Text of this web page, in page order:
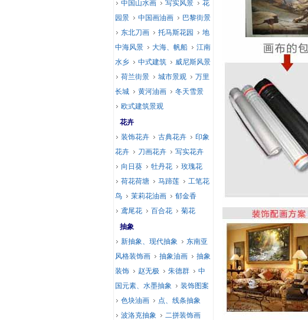
中国山水画
写实风景
花
园景
中国画油画
巴黎街景
东北刀画
托马斯花园
地
中海风景
大海、帆船
江南
水乡
中式建筑
威尼斯风景
荷兰街景
城市景观
万里
长城
黄河油画
冬天雪景
欧式建筑景观
花卉
装饰花卉
古典花卉
印象
花卉
刀画花卉
写实花卉
向日葵
牡丹花
玫瑰花
荷花荷塘
马蹄莲
工笔花
鸟
茉莉花油画
郁金香
鸢尾花
百合花
菊花
抽象
新抽象、现代抽象
东南亚
风格装饰画
抽象油画
抽象
装饰
赵无极 朱德群
中
国元素、水墨抽象
装饰图案
色块油画
点、线条抽象
波洛克抽象
二拼装饰画